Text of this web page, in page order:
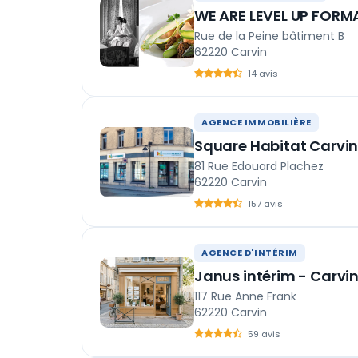
WE ARE LEVEL UP
Rue de la Peine bâtiment B
62220 Carvin
14 avis
AGENCE IMMOBILIÈRE
Square Habitat Carvin
81 Rue Edouard Plachez
62220 Carvin
157 avis
AGENCE D'INTÉRIM
Janus intérim - Carvin
117 Rue Anne Frank
62220 Carvin
59 avis